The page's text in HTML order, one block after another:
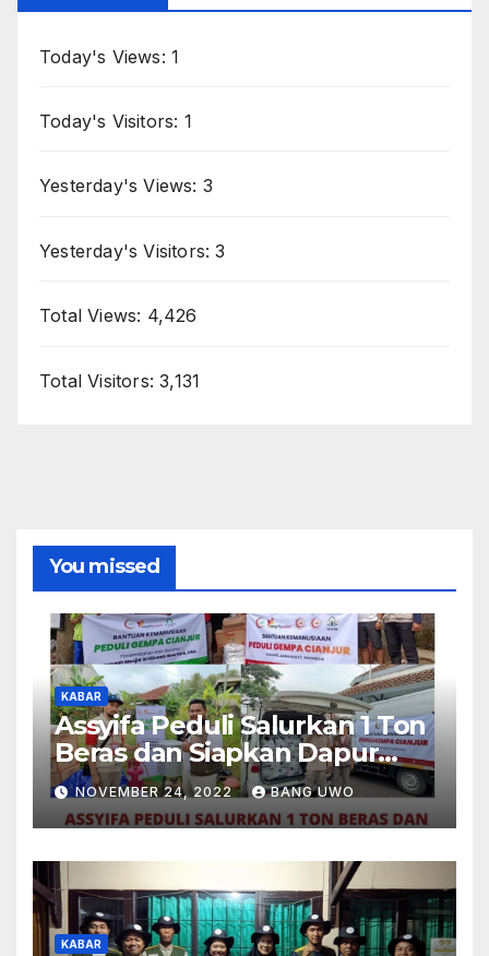
Today's Views: 1
Today's Visitors: 1
Yesterday's Views: 3
Yesterday's Visitors:3
Total Views: 4,426
Total Visitors:3,131
You missed
KABAR
Assyifa Peduli Salurkan 1 Ton
Beras dan Siapkan Dapur
Umum untuk Korban
Terdampak Gempa Cianjur
NOVEMBER 24, 2022 BANG UWO
KABAR